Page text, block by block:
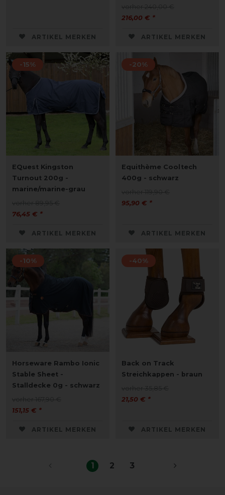
ARTIKEL MERKEN
216,00 € *
ARTIKEL MERKEN
-15%
EQuest Kingston
Turnout 200g -
marine/marine-grau
76,45 € *
ARTIKEL MERKEN
-20%
Equithème Cooltech
400g - schwarz
95,90 € *
ARTIKEL MERKEN
-10%
Horseware Rambo Ionic
Stable Sheet -
Stalldecke 0g - schwarz
151,15 € *
ARTIKEL MERKEN
-40%
Back on Track
Streichkappen - braun
21,50 € *
ARTIKEL MERKEN
1 2 3